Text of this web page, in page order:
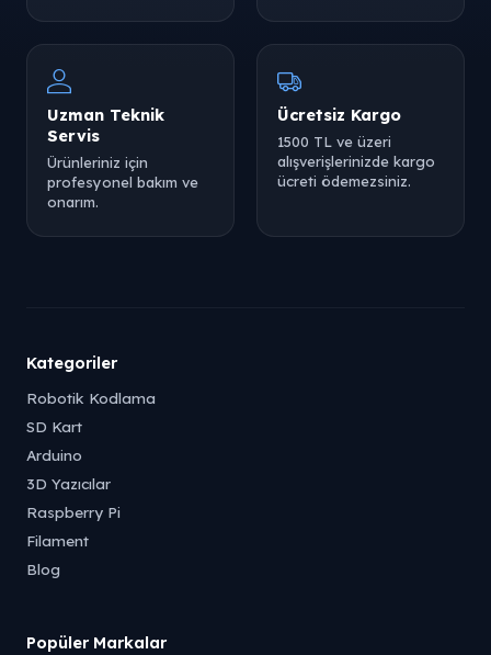
Uzman Teknik
Servis
Ürünleriniz için
profesyonel bakım ve
onarım.
Ücretsiz Kargo
1500 TL ve üzeri
alışverişlerinizde kargo
ücreti ödemezsiniz.
Kategoriler
Robotik Kodlama
SD Kart
Arduino
3D Yazıcılar
Raspberry Pi
Filament
Blog
Popüler Markalar